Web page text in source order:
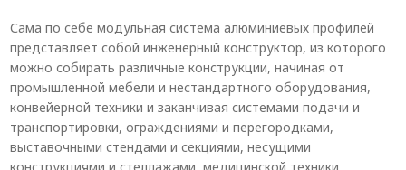
Сама по себе модульная система алюминиевых профилей
представляет собой инженерный конструктор, из которого
можно собирать различные конструкции, начиная от
промышленной мебели и нестандартного оборудования,
конвейерной техники и заканчивая системами подачи и
транспортировки, ограждениями и перегородками,
выставочными стендами и секциями, несущими